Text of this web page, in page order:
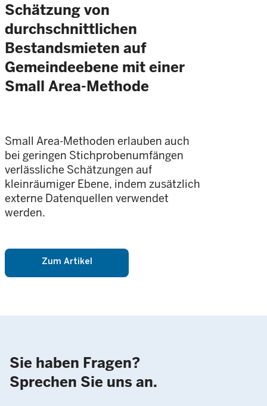
Schätzung von
durchschnittlichen
Bestandsmieten auf
Gemeindeebene mit einer
Small Area-Methode
Small Area-Methoden erlauben auch
bei geringen Stichprobenumfängen
verlässliche Schätzungen auf
kleinräumiger Ebene, indem zusätzlich
externe Datenquellen verwendet
werden.
Zum Artikel
Sie haben Fragen?
Sprechen Sie uns an.